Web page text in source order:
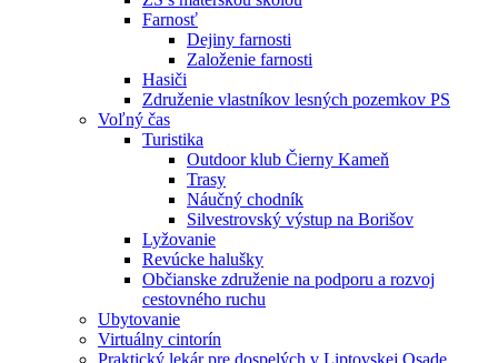
Farnosť
Dejiny farnosti
Založenie farnosti
Hasiči
Združenie vlastníkov lesných pozemkov PS
Voľný čas
Turistika
Outdoor klub Čierny Kameň
Trasy
Náučný chodník
Silvestrovský výstup na Borišov
Lyžovanie
Revúcke halušky
Občianske združenie na podporu a rozvoj
cestovného ruchu
Ubytovanie
Virtuálny cintorín
Praktický lekár pre dospelých v Liptovskej Osade